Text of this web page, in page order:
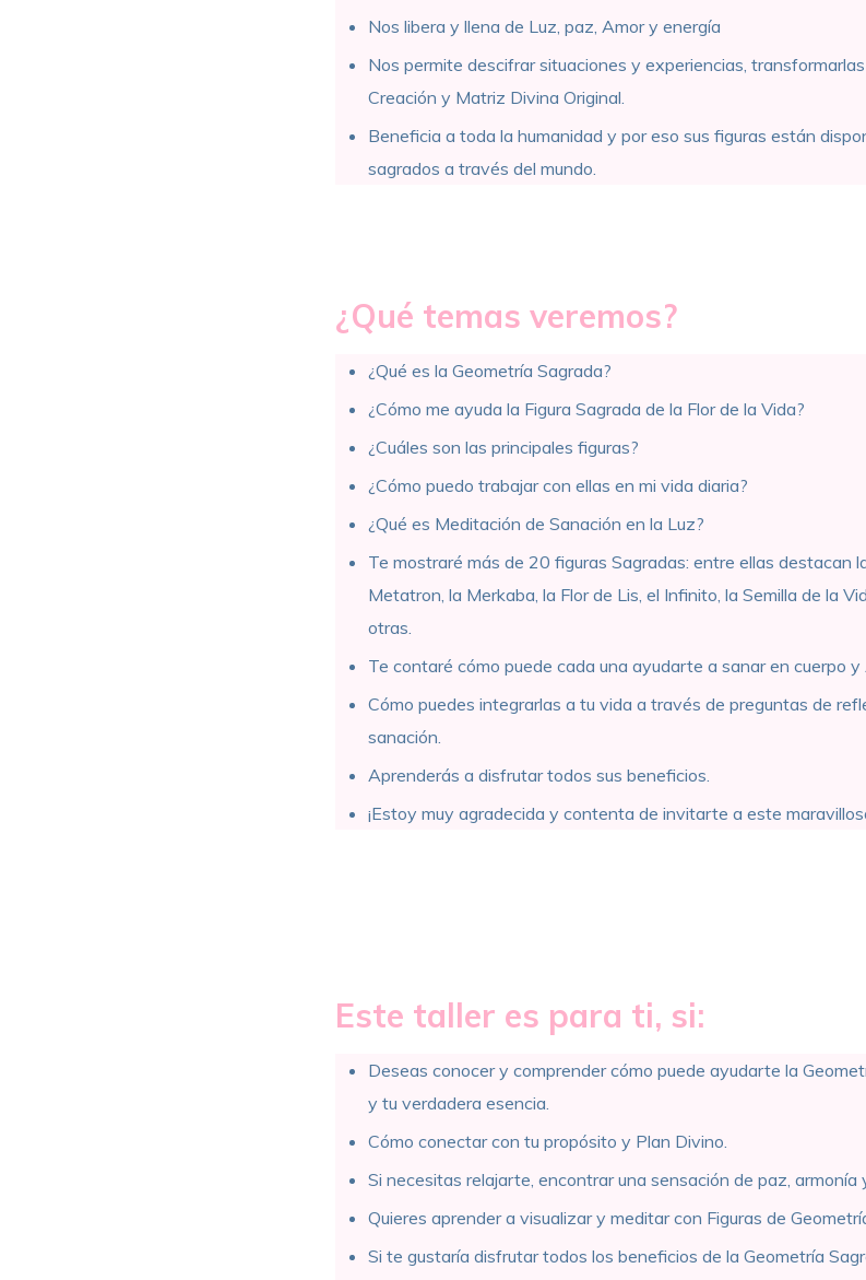
Nos libera y llena de Luz, paz, Amor y energía
Nos permite descifrar situaciones y experiencias,
Creación y Matriz Divina Original.
Beneficia a toda la humanidad y por eso sus figuras están
sagrados a través del mundo.
¿Qué temas veremos?
¿Qué es la Geometría Sagrada?
¿Cómo me ayuda la Figura Sagrada de la Flor de la Vida?
¿Cuáles son las principales figuras?
¿Cómo puedo trabajar con ellas en mi vida diaria?
¿Qué es Meditación de Sanación en la Luz?
Te mostraré más de 20 figuras Sagradas: entre ellas destacan
Metatron, la Merkaba, la Flor de Lis, el Infinito, la Semilla de la
otras.
Te contaré cómo puede cada una ayudarte a sanar en cuerpo y
Cómo puedes integrarlas a tu vida a través de preguntas de
sanación.
Aprenderás a disfrutar todos sus beneficios.
¡Estoy muy agradecida y contenta de invitarte a este
Este taller es para ti, si:
Deseas conocer y comprender cómo puede ayudarte la
y tu verdadera esencia.
Cómo conectar con tu propósito y Plan Divino.
Si necesitas relajarte, encontrar una sensación de paz, armonía
Quieres aprender a visualizar y meditar con Figuras de
Si te gustaría disfrutar todos los beneficios de la Geometría